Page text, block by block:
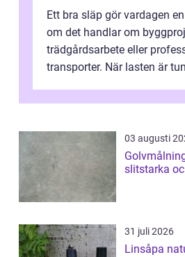
Ett bra släp gör vardagen
om det handlar om
trädgårdsarbete eller
transporter. När lasten är
03 augusti
slitstarka
31 juli 2026